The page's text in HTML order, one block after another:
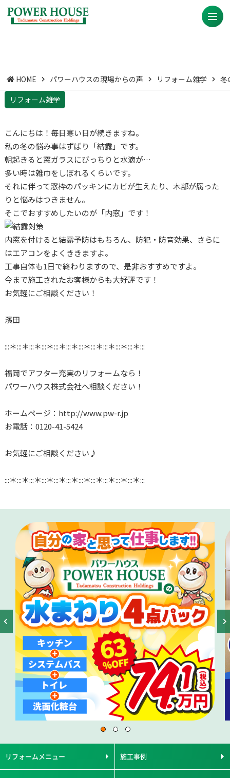
HOME パワーハウスの現場からの声 リフォーム雑学 冬
リフォーム雑学
こんにちは！毎日寒い日が続きますね。
私の冬の悩み事はずばり「結露」です。
朝起きると窓ガラスにびっちりと水滴が…
多い時は雑巾をしぼれるくらいです。
それに伴って窓枠のパッキンにカビが生えたり、木部が腐った
りと悩みはつきません。
そこでおすすめしたいのが「内窓」です！
内窓を付けると結露予防はもちろん、防犯・防音効果、さらに
はエアコンをよくききますよ。
工事自体も1日で終わりますので、是非おすすめですよ。
今まで施工されたお客様からも大好評です！
お気軽にご相談ください！
濱田
:::＊:::＊:::＊:::＊:::＊:::＊:::＊:::＊:::＊:::＊:::＊:::
福岡でアフター充実のリフォームなら！
パワーハウス株式会社へ相談ください！
ホームページ：http://www.pw-r.jp
お電話：0120-41-5424
お気軽にご相談ください♪
:::＊:::＊:::＊:::＊:::＊:::＊:::＊:::＊:::＊:::＊:::＊:::
リフォームメニュー 施工事例